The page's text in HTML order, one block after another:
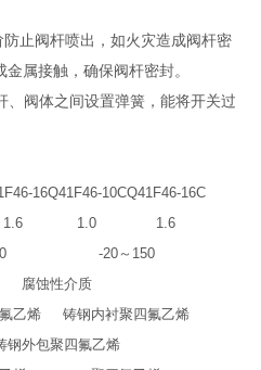
止阀杆喷出，如火灾造成阀杆密
属接触，确保阀杆密封。
、阀体之间设置弹簧，能将开关过
16Q41F46-10CQ41F46-16C
1.6 1.0
1.6
-20～150
腐蚀性介质
乙烯
铸钢内衬聚四氟乙烯
钢外包聚四氟乙烯